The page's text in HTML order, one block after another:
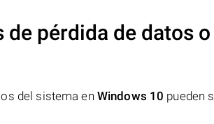
pérdida de datos
del sistema en Windows 10 pueden